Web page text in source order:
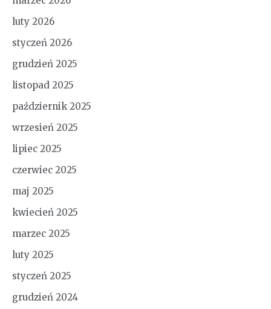
luty 2026
styczeń 2026
grudzień 2025
listopad 2025
październik 2025
wrzesień 2025
lipiec 2025
czerwiec 2025
maj 2025
kwiecień 2025
marzec 2025
luty 2025
styczeń 2025
grudzień 2024